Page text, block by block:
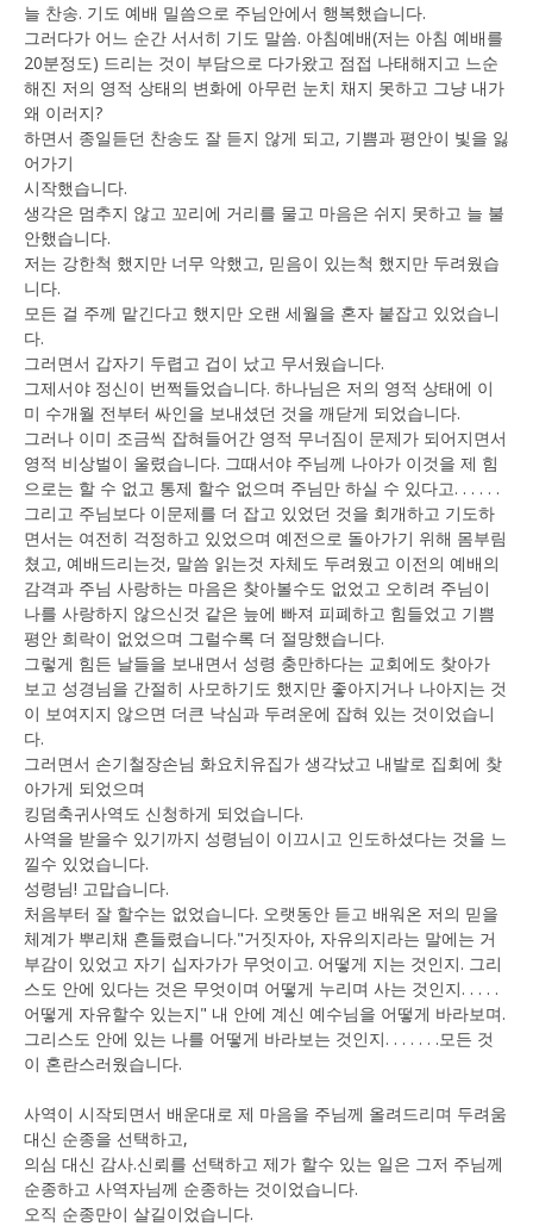
늘 찬송. 기도 예배 밀씀으로 주님안에서 행복했습니다.
그러다가 어느 순간 서서히 기도 말씀. 아침예배(저는 아침 예배를
20분정도) 드리는 것이 부담으로 다가왔고 점접 나태해지고 느순
해진 저의 영적 상태의 변화에 아무런 눈치 채지 못하고 그냥 내가
왜 이러지?
하면서 종일듣던 찬송도 잘 듣지 않게 되고, 기쁨과 평안이 빛을 잃
어가기
시작했습니다.
생각은 멈추지 않고 꼬리에 거리를 물고 마음은 쉬지 못하고 늘 불
안했습니다.
저는 강한척 했지만 너무 악했고, 믿음이 있는척 했지만 두려웠습
니다.
모든 걸 주께 맡긴다고 했지만 오랜 세월을 혼자 붙잡고 있었습니
다.
그러면서 갑자기 두렵고 겁이 났고 무서웠습니다.
그제서야 정신이 번쩍들었습니다. 하나님은 저의 영적 상태에 이
미 수개월 전부터 싸인을 보내셨던 것을 깨닫게 되었습니다.
그러나 이미 조금씩 잡혀들어간 영적 무너짐이 문제가 되어지면서
영적 비상벌이 울렸습니다. 그때서야 주님께 나아가 이것을 제 힘
으로는 할 수 없고 통제 할수 없으며 주님만 하실 수 있다고. . . . . .
그리고 주님보다 이문제를 더 잡고 있었던 것을 회개하고 기도하
면서는 여전히 걱정하고 있었으며 예전으로 돌아가기 위해 몸부림
쳤고, 예배드리는것, 말씀 읽는것 자체도 두려웠고 이전의 예배의
감격과 주님 사랑하는 마음은 찾아볼수도 없었고 오히려 주님이
나를 사랑하지 않으신것 같은 늪에 빠져 피폐하고 힘들었고 기쁨
평안 희락이 없었으며 그럴수록 더 절망했습니다.
그렇게 힘든 날들을 보내면서 성령 충만하다는 교회에도 찾아가
보고 성경님을 간절히 사모하기도 했지만 좋아지거나 나아지는 것
이 보여지지 않으면 더큰 낙심과 두려운에 잡혀 있는 것이었습니
다.
그러면서 손기철장손님 화요치유집가 생각났고 내발로 집회에 찾
아가게 되었으며
킹덤축귀사역도 신청하게 되었습니다.
사역을 받을수 있기까지 성령님이 이끄시고 인도하셨다는 것을 느
낄수 있었습니다.
성령님! 고맙습니다.
처음부터 잘 할수는 없었습니다. 오랫동안 듣고 배워온 저의 믿을
체계가 뿌리채 흔들렸습니다."거짓자아, 자유의지라는 말에는 거
부감이 있었고 자기 십자가가 무엇이고. 어떻게 지는 것인지. 그리
스도 안에 있다는 것은 무엇이며 어떻게 누리며 사는 것인지. . . . .
어떻게 자유할수 있는지" 내 안에 계신 예수님을 어떻게 바라보며.
그리스도 안에 있는 나를 어떻게 바라보는 것인지. . . . . . .모든 것
이 혼란스러웠습니다.
사역이 시작되면서 배운대로 제 마음을 주님께 올려드리며 두려움
대신 순종을 선택하고,
의심 대신 감사.신뢰를 선택하고 제가 할수 있는 일은 그저 주님께
순종하고 사역자님께 순종하는 것이었습니다.
오직 순종만이 살길이었습니다.